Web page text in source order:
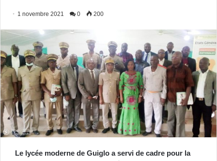
1 novembre 2021 0 200
Le lycée moderne de Guiglo a servi de cadre pour la